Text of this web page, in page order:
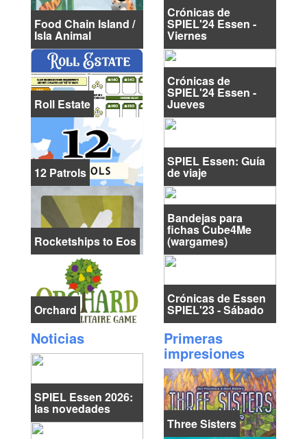
Food Chain Island /
Isla Animal
Roll Estate
12 Patrols
Rocketships to Eos
Orchard
Crónicas de
SPIEL'24 Essen -
Viernes
Crónicas de
SPIEL'24 Essen -
Jueves
SPIEL Essen: Guía
de viaje
Bandejas para
fichas Cube4Me
(wargames)
Crónicas de Essen
SPIEL'23 - Sábado
Noticias
SPIEL Essen 2026:
las novedades
Primeras
impresiones
Three Sisters